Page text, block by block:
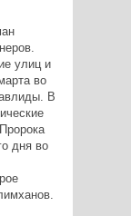
улиц и
во
В
дня во